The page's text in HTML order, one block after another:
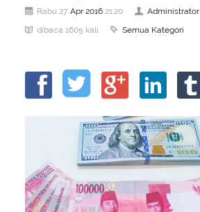
Penghitungan Pajak
Update Aturan Pajak
Formulir Pajak
Tax Amnesty
Infografis Pengampunan Pajak
Q & A Pajak
Rabu 27 Apr 201621:20 Administrator
dibaca 1605 kali Semua Kategori